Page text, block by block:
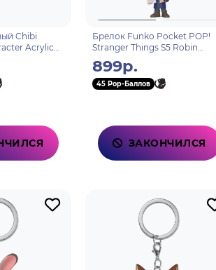
Chibi
Acrylic
Брелок Funko Pocket POP!
Stranger Things S5 Robin
Buckley 86615
899р.
45 Pop-Баллов
ЗАКОНЧИЛСЯ